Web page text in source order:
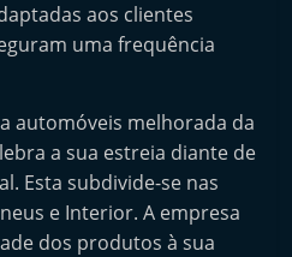
aos clientes
uma frequência
automóveis melhorada da
a sua estreia diante de
Esta subdivide-se nas
e Interior. A empresa
dos produtos à sua